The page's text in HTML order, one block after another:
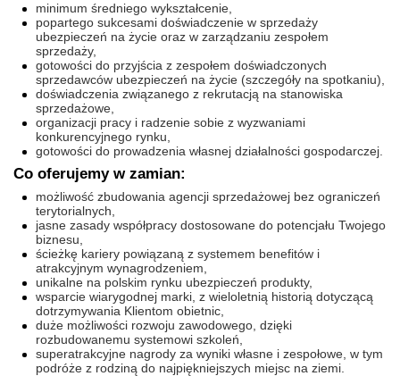
minimum średniego wykształcenie,
popartego sukcesami doświadczenie w sprzedaży
ubezpieczeń na życie oraz w zarządzaniu zespołem
sprzedaży,
gotowości do przyjścia z zespołem doświadczonych
sprzedawców ubezpieczeń na życie (szczegóły na spotkaniu),
doświadczenia związanego z rekrutacją na stanowiska
sprzedażowe,
organizacji pracy i radzenie sobie z wyzwaniami
konkurencyjnego rynku,
gotowości do prowadzenia własnej działalności gospodarczej.
Co oferujemy w zamian:
możliwość zbudowania agencji sprzedażowej bez ograniczeń
terytorialnych,
jasne zasady współpracy dostosowane do potencjału Twojego
biznesu,
ścieżkę kariery powiązaną z systemem benefitów i
atrakcyjnym wynagrodzeniem,
unikalne na polskim rynku ubezpieczeń produkty,
wsparcie wiarygodnej marki, z wieloletnią historią dotyczącą
dotrzymywania Klientom obietnic,
duże możliwości rozwoju zawodowego, dzięki
rozbudowanemu systemowi szkoleń,
superatrakcyjne nagrody za wyniki własne i zespołowe, w tym
podróże z rodziną do najpiękniejszych miejsc na ziemi.